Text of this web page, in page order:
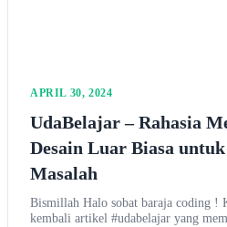
APRIL 30, 2024
UdaBelajar – Rahasia
Desain Luar Biasa
Masalah
Bismillah Halo sobat baraja coding !
kembali artikel #udabelajar yang